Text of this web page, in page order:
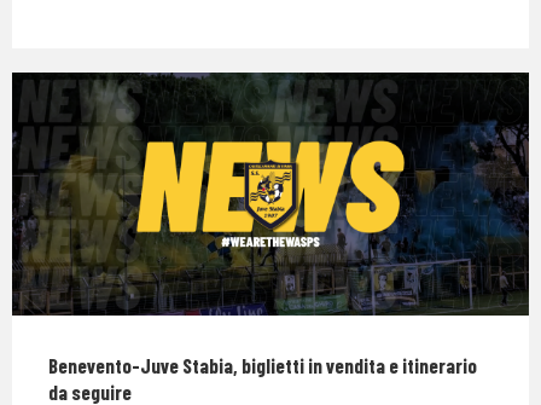
Benevento-Juve Stabia, biglietti in vendita e itinerario
da seguire